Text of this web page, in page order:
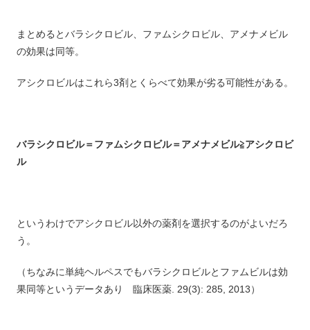
まとめるとバラシクロビル、ファムシクロビル、アメナメビル
の効果は同等。
アシクロビルはこれら3剤とくらべて効果が劣る可能性がある。
バラシクロビル＝ファムシクロビル＝アメナメビル≧アシクロビ
ル
というわけでアシクロビル以外の薬剤を選択するのがよいだろ
う。
（ちなみに単純ヘルペスでもバラシクロビルとファムビルは効
果同等というデータあり 臨床医薬. 29(3): 285, 2013）